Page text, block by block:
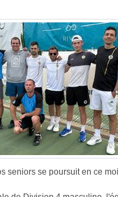
seniors se poursuit en ce